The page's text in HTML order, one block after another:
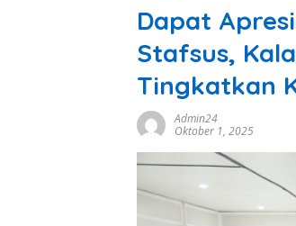
Dapat
Stafsus,
Tingkatkan
Admin24
Oktober 1, 2025